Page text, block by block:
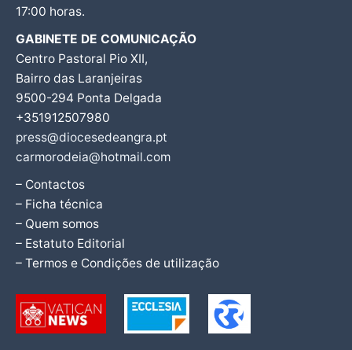
17:00 horas.
GABINETE DE COMUNICAÇÃO
Centro Pastoral Pio XII,
Bairro das Laranjeiras
9500-294 Ponta Delgada
+351912507980
press@diocesedeangra.pt
carmorodeia@hotmail.com
– Contactos
– Ficha técnica
– Quem somos
– Estatuto Editorial
– Termos e Condições de utilização